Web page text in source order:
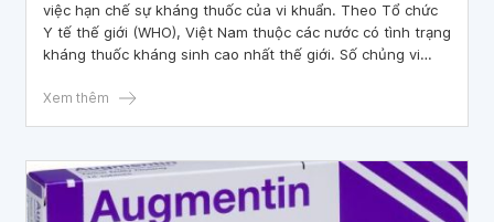
việc hạn chế sự kháng thuốc của vi khuẩn. Theo Tổ chức
Y tế thế giới (WHO), Việt Nam thuộc các nước có tình trạng
kháng thuốc kháng sinh cao nhất thế giới. Số chủng vi
Xem thêm